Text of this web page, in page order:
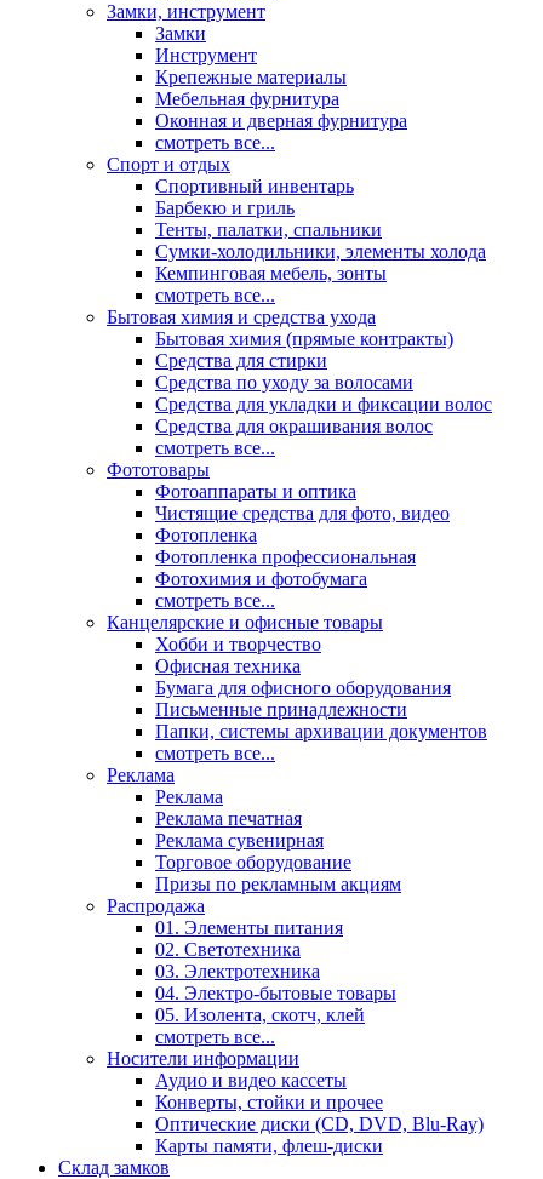
Замки, инструмент
Замки
Инструмент
Крепежные материалы
Мебельная фурнитура
Оконная и дверная фурнитура
смотреть все...
Спорт и отдых
Спортивный инвентарь
Барбекю и гриль
Тенты, палатки, спальники
Сумки-холодильники, элементы холода
Кемпинговая мебель, зонты
смотреть все...
Бытовая химия и средства ухода
Бытовая химия (прямые контракты)
Средства для стирки
Средства по уходу за волосами
Средства для укладки и фиксации волос
Средства для окрашивания волос
смотреть все...
Фототовары
Фотоаппараты и оптика
Чистящие средства для фото, видео
Фотопленка
Фотопленка профессиональная
Фотохимия и фотобумага
смотреть все...
Канцелярские и офисные товары
Хобби и творчество
Офисная техника
Бумага для офисного оборудования
Письменные принадлежности
Папки, системы архивации документов
смотреть все...
Реклама
Реклама
Реклама печатная
Реклама сувенирная
Торговое оборудование
Призы по рекламным акциям
Распродажа
01. Элементы питания
02. Светотехника
03. Электротехника
04. Электро-бытовые товары
05. Изолента, скотч, клей
смотреть все...
Носители информации
Аудио и видео кассеты
Конверты, стойки и прочее
Оптические диски (CD, DVD, Blu-Ray)
Карты памяти, флеш-диски
Склад замков